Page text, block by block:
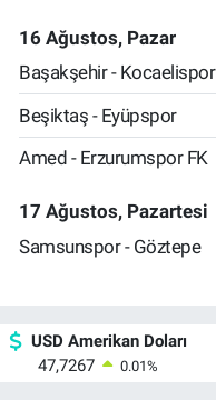
16 Ağustos, Pazar
Başakşehir - Kocaelispor
Beşiktaş - Eyüpspor
Amed - Erzurumspor FK
17 Ağustos, Pazartesi
Samsunspor - Göztepe
USD Amerikan Doları
47,7267
0.01%